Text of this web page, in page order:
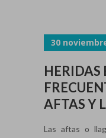
30
HERIDAS
AFTAS Y
Las aftas o